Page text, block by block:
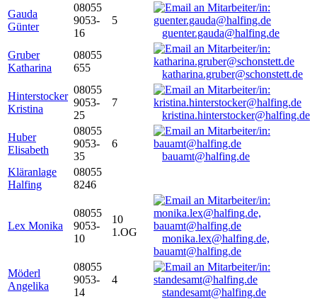
Gauda
Günter
08055
9053-
16
5
guenter.gauda@halfing.de
Gruber
Katharina
08055
655
katharina.gruber@schonstett.de
Hinterstocker
Kristina
08055
9053-
25
7
kristina.hinterstocker@halfing.de
Huber
Elisabeth
08055
9053-
35
6
bauamt@halfing.de
Kläranlage
Halfing
08055
8246
Lex Monika
08055
9053-
10
10
1.OG
monika.lex@halfing.de,
bauamt@halfing.de
Möderl
Angelika
08055
9053-
14
4
standesamt@halfing.de